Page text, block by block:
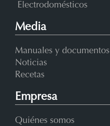
Electrodomésticos
Media
Manuales y documentos
Noticias
Recetas
Empresa
Quiénes somos